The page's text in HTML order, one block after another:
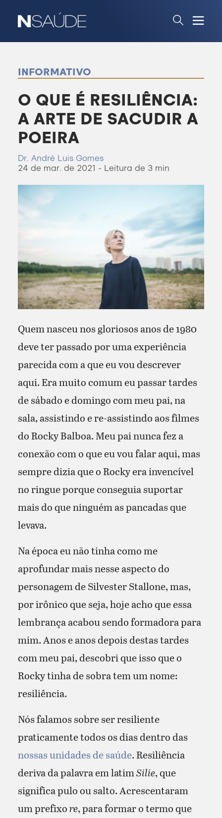
INFORMATIVO
O QUE É RESILIÊNCIA:
A ARTE DE SACUDIR A
POEIRA
Dr. André Luis Gomes
24 de mar. de 2021 - Leitura de 3 min
Quem nasceu nos gloriosos anos de 1980
deve ter passado por uma experiência
parecida com a que eu vou descrever
aqui. Era muito comum eu passar tardes
de sábado e domingo com meu pai, na
sala, assistindo e re-assistindo aos filmes
do Rocky Balboa. Meu pai nunca fez a
conexão com o que eu vou falar aqui, mas
sempre dizia que o Rocky era invencível
no ringue porque conseguia suportar
mais do que ninguém as pancadas que
levava.
Na época eu não tinha como me
aprofundar mais nesse aspecto do
personagem de Silvester Stallone, mas,
por irônico que seja, hoje acho que essa
lembrança acabou sendo formadora para
mim. Anos e anos depois destas tardes
com meu pai, descobri que isso que o
Rocky tinha de sobra tem um nome:
resiliência.
Nós falamos sobre ser resiliente
praticamente todos os dias dentro das
nossas unidades de saúde. Resiliência
deriva da palavra em latimSilie, que
significa pulo ou salto. Acrescentaram
um prefixore, para formar o termo que